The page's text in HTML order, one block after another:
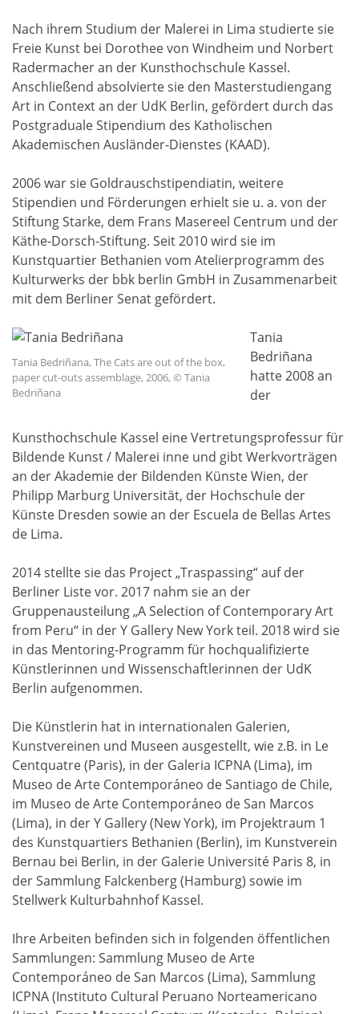
Nach ihrem Studium der Malerei in Lima studierte sie
Freie Kunst bei Dorothee von Windheim und Norbert
Radermacher an der Kunsthochschule Kassel.
Anschließend absolvierte sie den Masterstudiengang
Art in Context an der UdK Berlin, gefördert durch das
Postgraduale Stipendium des Katholischen
Akademischen Ausländer-Dienstes (KAAD).
2006 war sie Goldrauschstipendiatin, weitere
Stipendien und Förderungen erhielt sie u. a. von der
Stiftung Starke, dem Frans Masereel Centrum und der
Käthe-Dorsch-Stiftung. Seit 2010 wird sie im
Kunstquartier Bethanien vom Atelierprogramm des
Kulturwerks der bbk berlin GmbH in Zusammenarbeit
mit dem Berliner Senat gefördert.
Tania Bedriñana, The Cats are out of the box,
paper cut-outs assemblage, 2006, © Tania
Bedriñana
Tania
Bedriñana
hatte 2008 an
der
Kunsthochschule Kassel eine Vertretungsprofessur für
Bildende Kunst / Malerei inne und gibt Werkvorträgen
an der Akademie der Bildenden Künste Wien, der
Philipp Marburg Universität, der Hochschule der
Künste Dresden sowie an der Escuela de Bellas Artes
de Lima.
2014 stellte sie das Project „Traspassing“ auf der
Berliner Liste vor. 2017 nahm sie an der
Gruppenausteilung „A Selection of Contemporary Art
from Peru“ in der Y Gallery New York teil. 2018 wird sie
in das Mentoring-Programm für hochqualifizierte
Künstlerinnen und Wissenschaftlerinnen der UdK
Berlin aufgenommen.
Die Künstlerin hat in internationalen Galerien,
Kunstvereinen und Museen ausgestellt, wie z.B. in Le
Centquatre (Paris), in der Galeria ICPNA (Lima), im
Museo de Arte Contemporáneo de Santiago de Chile,
im Museo de Arte Contemporáneo de San Marcos
(Lima), in der Y Gallery (New York), im Projektraum 1
des Kunstquartiers Bethanien (Berlin), im Kunstverein
Bernau bei Berlin, in der Galerie Université Paris 8, in
der Sammlung Falckenberg (Hamburg) sowie im
Stellwerk Kulturbahnhof Kassel.
Ihre Arbeiten befinden sich in folgenden öffentlichen
Sammlungen: Sammlung Museo de Arte
Contemporáneo de San Marcos (Lima), Sammlung
ICPNA (Instituto Cultural Peruano Norteamericano